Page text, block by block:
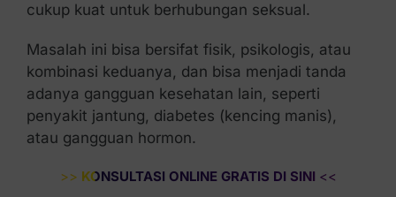
cukup kuat untuk berhubungan seksual.
Masalah ini bisa bersifat fisik, psikologis, atau
kombinasi keduanya, dan bisa menjadi tanda
adanya gangguan kesehatan lain, seperti
penyakit jantung, diabetes (kencing manis),
atau gangguan hormon.
>> KONSULTASI ONLINE GRATIS DI SINI <<